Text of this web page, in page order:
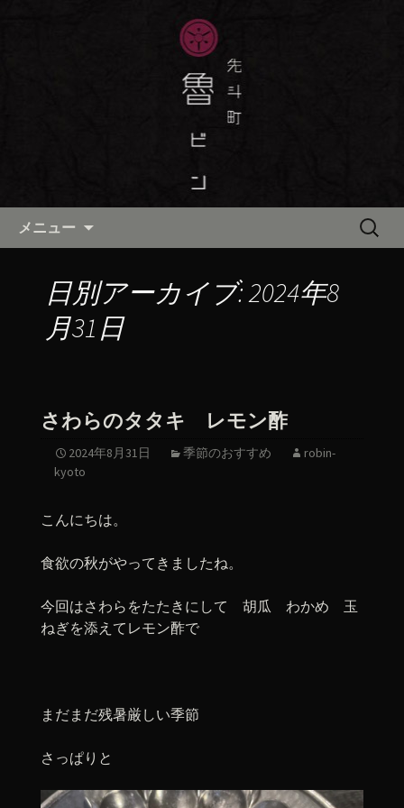
京都・先斗町の京料理・和食
「魯ビン（ろびん）」の公式ブ
京都・先斗町の京町家で美味しい季節
の京料理・和食が自慢の「魯ビン（ろ
びん）」がお店からのお知らせや、お
料理について最新情報をおとどけしま
メニュー
検
日別アーカイブ: 2024年8
月31日
さわらのタタキ レモン酢
2024年8月31日 季節のおすすめ
robin-
kyoto
こんにちは。
食欲の秋がやってきましたね。
今回はさわらをたたきにして 胡瓜 わかめ 玉
ねぎを添えてレモン酢で
まだまだ残暑厳しい季節
さっぱりと